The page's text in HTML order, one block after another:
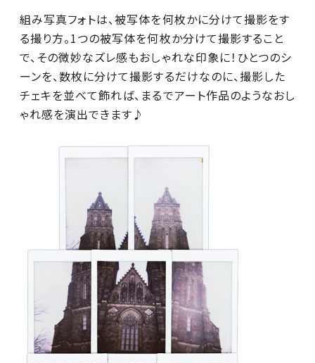
組み写真フォトは、被写体を何枚かに分けて撮影をす
る撮り方。1つの被写体を何枚か分けて撮影すること
で、その微妙なズレ感もおしゃれな印象に！ひとつのシ
ーンを、数枚に分けて撮影するだけなのに、撮影した
チェキを並べて飾れば、まるでアート作品のようなおし
ゃれ感を演出できます♪